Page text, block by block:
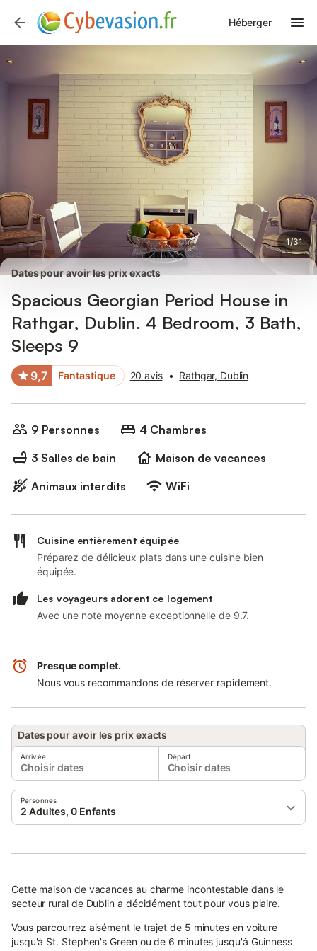
Héberger
1/31
Photos Équipements Avis des voyageurs
Dates pour avoir les prix exacts
Spacious Georgian Period House in
Rathgar, Dublin. 4 Bedroom, 3 Bath,
Sleeps 9
9,7 Fantastique 20 avis • Rathgar, Dublin
9 Personnes
4 Chambres
3 Salles de bain
Maison de vacances
Animaux interdits
WiFi
Cuisine entièrement équipée
Préparez de délicieux plats dans une cuisine bien
équipée.
Les voyageurs adorent ce logement
Avec une note moyenne exceptionnelle de 9.7.
Presque complet.
Nous vous recommandons de réserver rapidement.
Dates pour avoir les prix exacts
Arrivée
Choisir dates
Départ
Choisir dates
Personnes
2 Adultes, 0 Enfants
Cette maison de vacances au charme incontestable dans le
secteur rural de Dublin a décidément tout pour vous plaire.
Vous parcourrez aisément le trajet de 5 minutes en voiture
jusqu'à St. Stephen's Green ou de 6 minutes jusqu'à Guinness